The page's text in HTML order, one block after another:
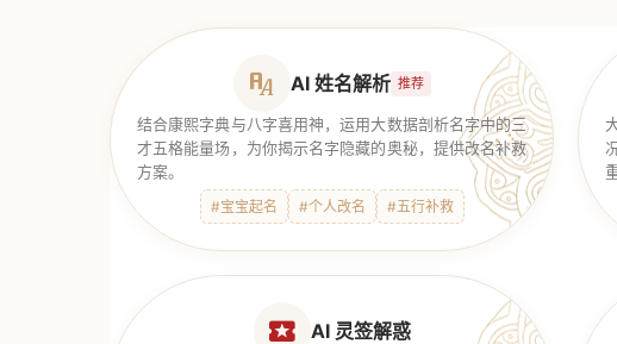
AI 姓名解析 推荐
结合康熙字典与八字喜用神，运用大数据剖析名字中的三
才五格能量场，为你揭示名字隐藏的奥秘，提供改名补救
方案。
#宝宝起名 #个人改名 #五行补救
AI 灵签解惑